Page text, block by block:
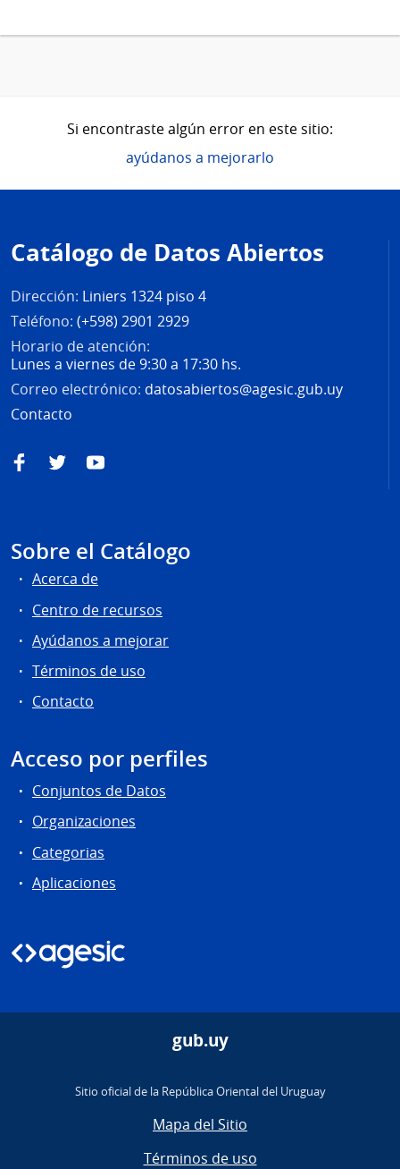
Si encontraste algún error en este sitio:
ayúdanos a mejorarlo
de
página
Catálogo de Datos Abiertos
Dirección: Liniers 1324 piso 4
Teléfono: (+598) 2901 2929
Horario de atención:
Lunes a viernes de 9:30 a 17:30 hs.
Correo electrónico: datosabiertos@agesic.gub.uy
Contacto
FacebookTwitterYouTube
Sobre el Catálogo
Acerca de
Centro de recursos
Ayúdanos a mejorar
Términos de uso
Contacto
Acceso por perfiles
Conjuntos de Datos
Organizaciones
Categorias
Aplicaciones
gub.uy
Sitio oficial de la República Oriental del Uruguay
Mapa del Sitio
Términos de uso